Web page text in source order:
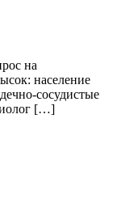
на
население
сосудистые
[…]